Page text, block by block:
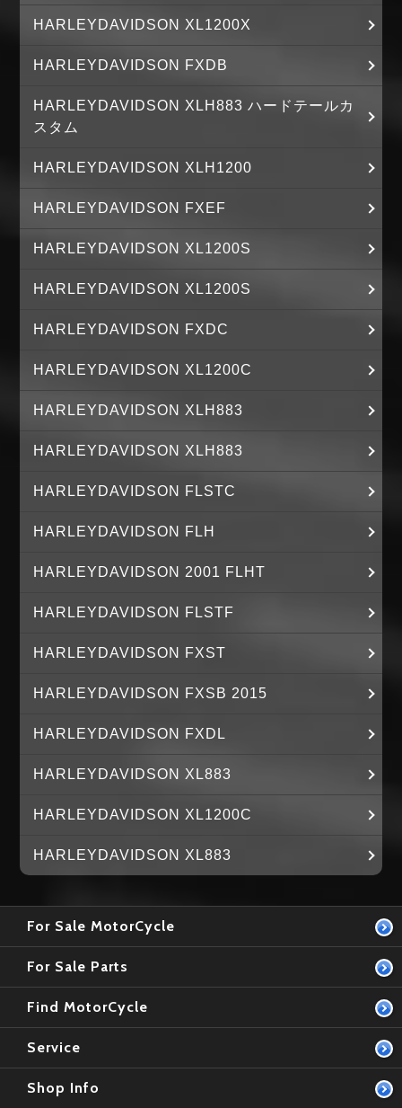
HARLEYDAVIDSON XL1200X
HARLEYDAVIDSON FXDB
HARLEYDAVIDSON XLH883 ハードテールカ
スタム
HARLEYDAVIDSON XLH1200
HARLEYDAVIDSON FXEF
HARLEYDAVIDSON XL1200S
HARLEYDAVIDSON XL1200S
HARLEYDAVIDSON FXDC
HARLEYDAVIDSON XL1200C
HARLEYDAVIDSON XLH883
HARLEYDAVIDSON XLH883
HARLEYDAVIDSON FLSTC
HARLEYDAVIDSON FLH
HARLEYDAVIDSON 2001 FLHT
HARLEYDAVIDSON FLSTF
HARLEYDAVIDSON FXST
HARLEYDAVIDSON FXSB 2015
HARLEYDAVIDSON FXDL
HARLEYDAVIDSON XL883
HARLEYDAVIDSON XL1200C
HARLEYDAVIDSON XL883
For Sale MotorCycle
For Sale Parts
Find MotorCycle
Service
Shop Info